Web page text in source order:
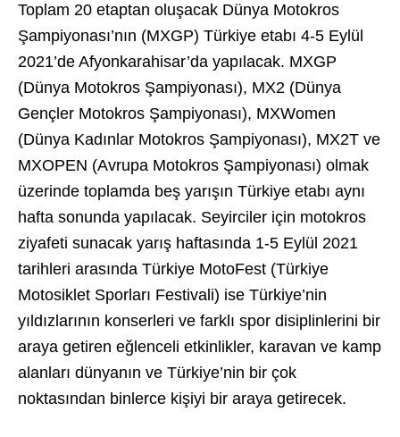
Toplam 20 etaptan oluşacak Dünya Motokros
Şampiyonası’nın (MXGP) Türkiye etabı 4-5 Eylül
2021’de Afyonkarahisar’da yapılacak. MXGP
(Dünya Motokros Şampiyonası), MX2 (Dünya
Gençler Motokros Şampiyonası), MXWomen
(Dünya Kadınlar Motokros Şampiyonası), MX2T ve
MXOPEN (Avrupa Motokros Şampiyonası) olmak
üzerinde toplamda beş yarışın Türkiye etabı aynı
hafta sonunda yapılacak. Seyirciler için motokros
ziyafeti sunacak yarış haftasında 1-5 Eylül 2021
tarihleri arasında Türkiye MotoFest (Türkiye
Motosiklet Sporları Festivali) ise Türkiye’nin
yıldızlarının konserleri ve farklı spor disiplinlerini bir
araya getiren eğlenceli etkinlikler, karavan ve kamp
alanları dünyanın ve Türkiye’nin bir çok
noktasından binlerce kişiyi bir araya getirecek.